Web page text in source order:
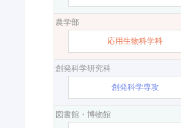
農学部
応用生物科学科
創発科学研究科
創発科学専攻
図書館・博物館